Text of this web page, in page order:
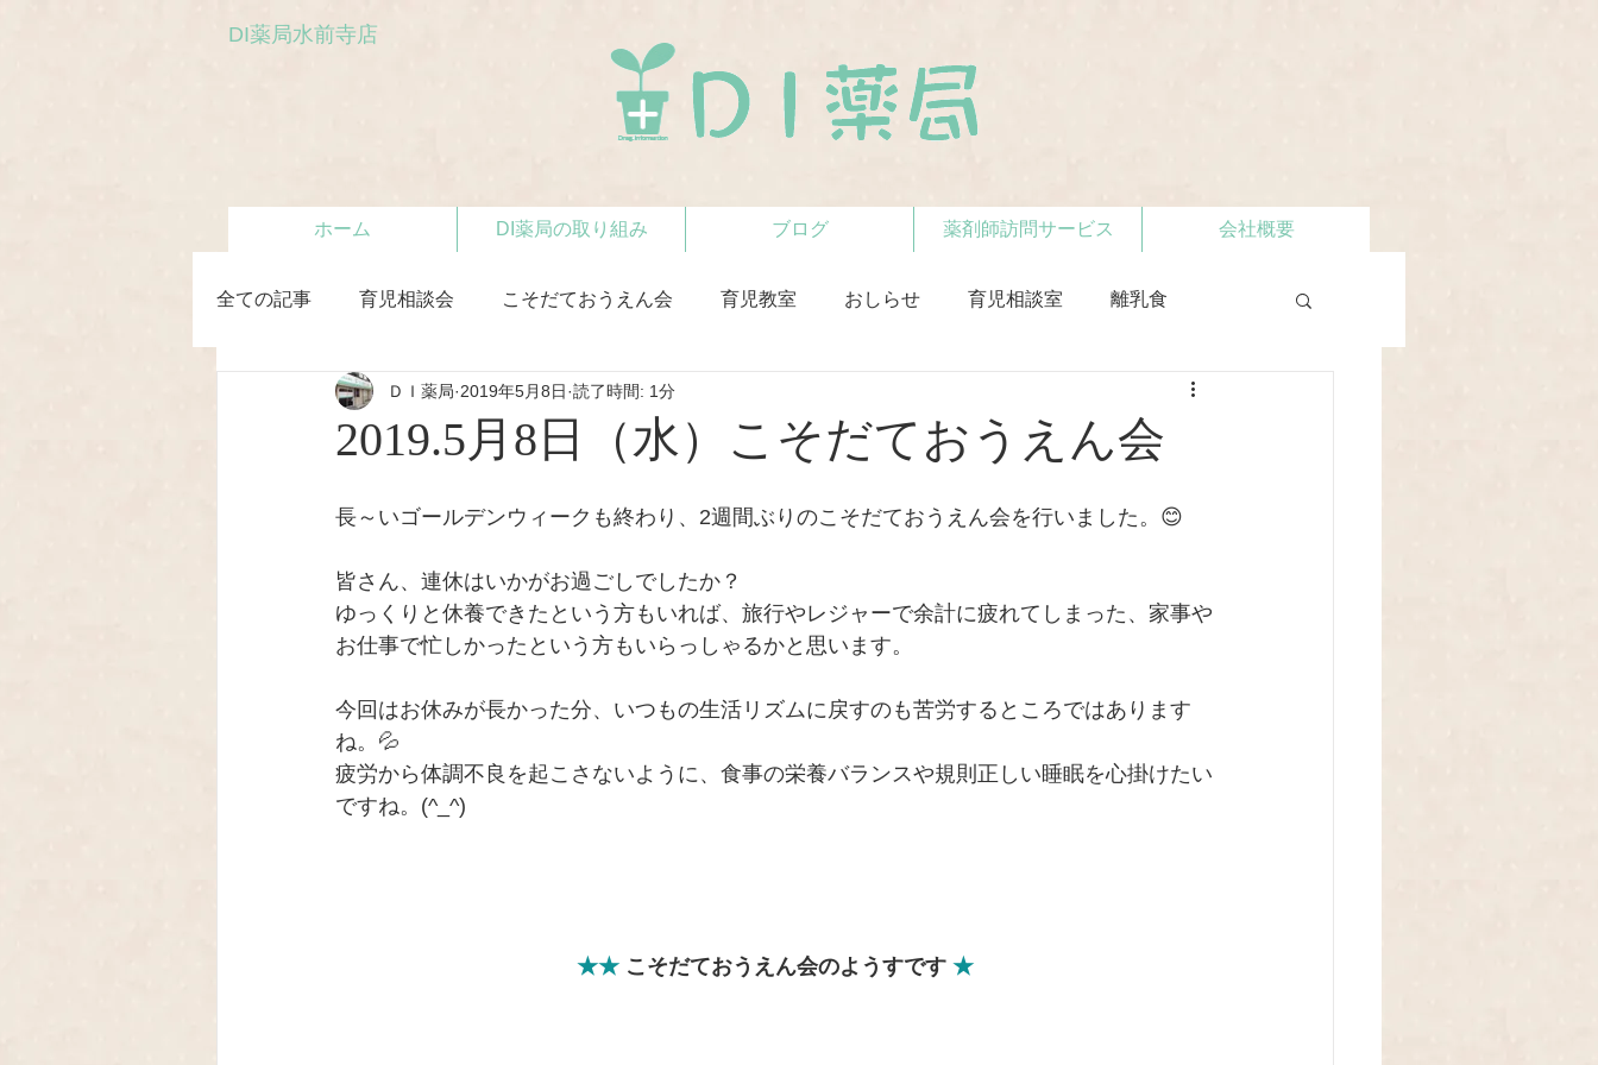
DI薬局水前寺店
ホーム DI薬局の取り組み ブログ 薬剤師訪問サービス 会社概要
全ての記事 育児相談会 こそだておうえん会 育児教室 おしらせ 育児相談室 離乳食
初めての離乳食教室
2019.5月8日（水）こそだておうえん会
ＤＩ薬局 2019年5月8日 読了時間: 1分
長～いゴールデンウィークも終わり、2週間ぶりのこそだておうえん会を行いました。😊
皆さん、連休はいかがお過ごしでしたか？
ゆっくりと休養できたという方もいれば、旅行やレジャーで余計に疲れてしまった、家事や
お仕事で忙しかったという方もいらっしゃるかと思います。
今回はお休みが長かった分、いつもの生活リズムに戻すのも苦労するところではあります
ね。💦
疲労から体調不良を起こさないように、食事の栄養バランスや規則正しい睡眠を心掛けたい
ですね。(^_^)
★★ こそだておうえん会のようすです ★